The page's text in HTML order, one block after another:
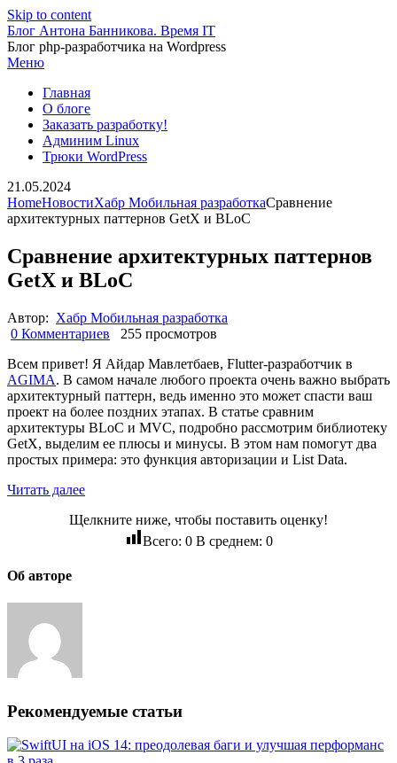
Skip to content
Блог Антона Банникова. Время IT
Блог php-разработчика на Wordpress
Меню
Главная
О блоге
Заказать разработку!
Админим Linux
Трюки WordPress
21.05.2024
HomeНовостиХабр Мобильная разработкаСравнение
архитектурных паттернов GetX и BLoC
Сравнение архитектурных паттернов
GetX и BLoC
Автор: Хабр Мобильная разработка
0 Комментариев
255 просмотров
Всем привет! Я Айдар Мавлетбаев, Flutter-разработчик в
AGIMA. В самом начале любого проекта очень важно выбрать
архитектурный паттерн, ведь именно это может спасти ваш
проект на более поздних этапах. В статье сравним
архитектуры BLoC и MVC, подробно рассмотрим библиотеку
GetX, выделим ее плюсы и минусы. В этом нам помогут два
простых примера: это функция авторизации и List Data.
Читать далее
Щелкните ниже, чтобы поставить оценку!
Всего: 0В среднем: 0
Об авторе
Рекомендуемые статьи